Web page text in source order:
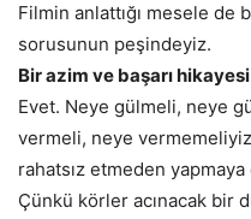
Filmin anlattığı mesele
sorusunun peşindeyiz.
Bir azim ve başarı
Evet. Neye gülmeli, neye
vermeli, neye
rahatsız etmeden
Çünkü körler acınacak bir